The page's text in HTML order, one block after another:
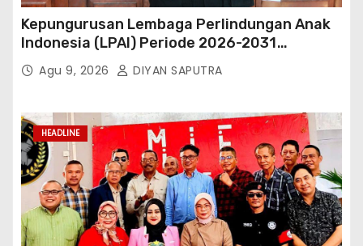
Kepungurusan Lembaga Perlindungan Anak
Indonesia (LPAI) Periode 2026-2031
Terbentuk, Wakil Kordinator Nasional Tim
Reaksi Cepat Perlindungan Perempuan Anak
Mengapresiasi Dan Beri Selamat
Agu 9, 2026 DIYAN SAPUTRA
HEADLINE